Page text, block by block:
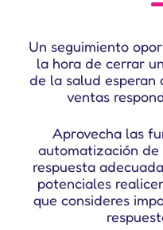
Un seguimiento
la hora de cerrar
de la salud esperan
ventas
Aprovecha las
automatización
respuesta
potenciales
que consideres